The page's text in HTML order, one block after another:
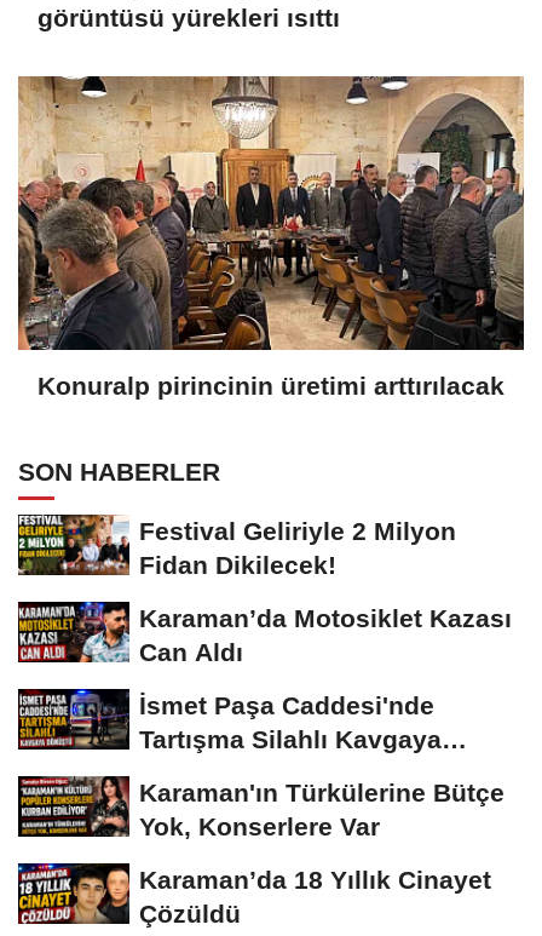
görüntüsü yürekleri ısıttı
Konuralp pirincinin üretimi arttırılacak
SON HABERLER
Festival Geliriyle 2 Milyon
Fidan Dikilecek!
Karaman’da Motosiklet Kazası
Can Aldı
İsmet Paşa Caddesi'nde
Tartışma Silahlı Kavgaya
Karaman'ın Türkülerine Bütçe
Yok, Konserlere Var
Karaman’da 18 Yıllık Cinayet
Çözüldü